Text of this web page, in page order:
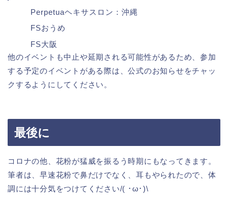
Perpetuaヘキサスロン：沖縄
FSおうめ
FS大阪
他のイベントも中止や延期される可能性があるため、参加
する予定のイベントがある際は、公式のお知らせをチャッ
クするようにしてください。
最後に
コロナの他、花粉が猛威を振るう時期にもなってきます。
筆者は、早速花粉で鼻だけでなく、耳もやられたので、体
調には十分気をつけてください/( ･ω･)\